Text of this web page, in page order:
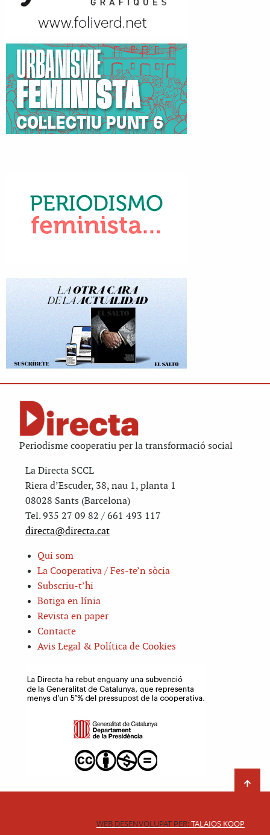
Periodisme cooperatiu per la transformació social
La Directa SCCL
Riera d’Escuder, 38, nau 1, planta 1
08028 Sants (Barcelona)
Tel. 935 27 09 82 / 661 493 117
directa@directa.cat
Qui som
La Cooperativa / Fes-te’n sòcia
Subscriu-t’hi
Botiga en línia
Revista en paper
Contacte
Avis Legal & Política de Cookies
WEB DESENVOLUPAT PER:TALAIOS KOOP